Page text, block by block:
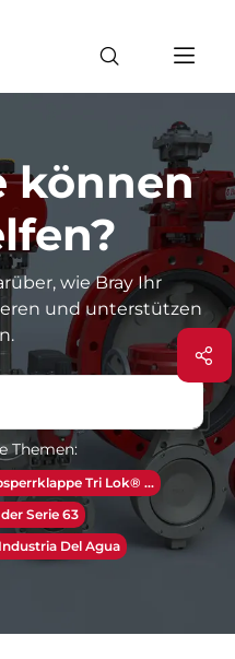
können
wie Bray Ihr
und unterstützen
Themen:
Tri Lok® ...
Serie 63
Del Agua